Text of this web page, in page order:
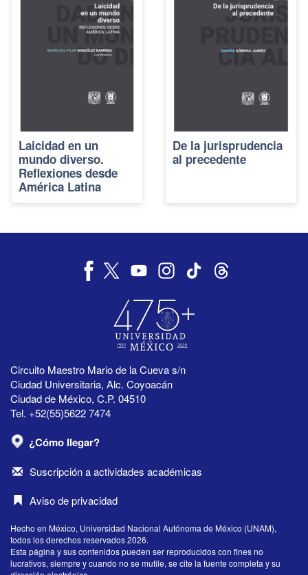
Laicidad en un
mundo diverso.
Reflexiones desde
América Latina
De la jurisprudencia
al precedente
Circuito Maestro Mario de la Cueva s/n
Ciudad Universitaria, Alc. Coyoacán
Ciudad de México, C.P. 04510
Tel. +52(55)5622 7474
¿Cómo llegar?
Suscripción a actividades académicas
Aviso de privacidad
Hecho en México, Universidad Nacional Autónoma de México (UNAM),
todos los derechos reservados 2026.
Esta página y sus contenidos pueden ser reproducidos con fines no
lucrativos, siempre y cuando no se mutile, se cite la fuente completa y su